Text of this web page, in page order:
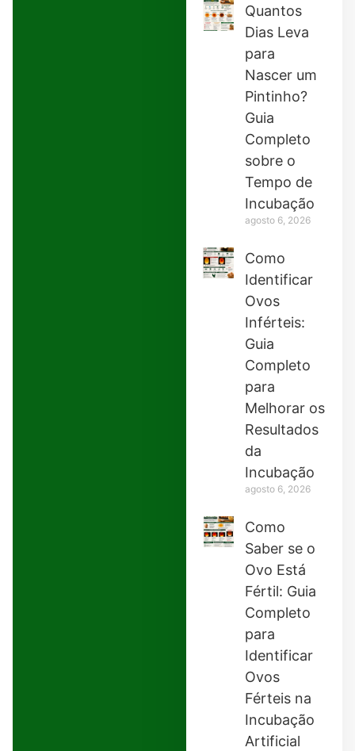
Quantos
Dias Leva
para
Nascer um
Pintinho?
Guia
Completo
sobre o
Tempo de
Incubação
agosto 6, 2026
Como
Identificar
Ovos
Inférteis:
Guia
Completo
para
Melhorar os
Resultados
da
Incubação
agosto 6, 2026
Como
Saber se o
Ovo Está
Fértil: Guia
Completo
para
Identificar
Ovos
Férteis na
Incubação
Artificial